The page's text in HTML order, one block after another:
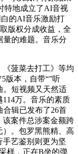
特地成立了AI音视
的AI音乐激励打
版权分成收益，全
量的难题。音乐分
菠菜去打工》等均
版本，自带“”听
。短视频又天然适
万。音乐的素质
辑已发布了26首
案件总涉案金额跨
）。包罗黑熊精、高
艺鉴别则更为坚
样，正在B坐的弹